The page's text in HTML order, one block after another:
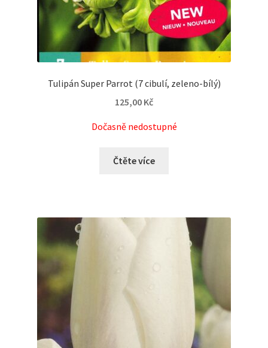
Tulipán Super Parrot (7 cibulí, zeleno-bílý)
125,00 Kč
Dočasně nedostupné
Čtěte více